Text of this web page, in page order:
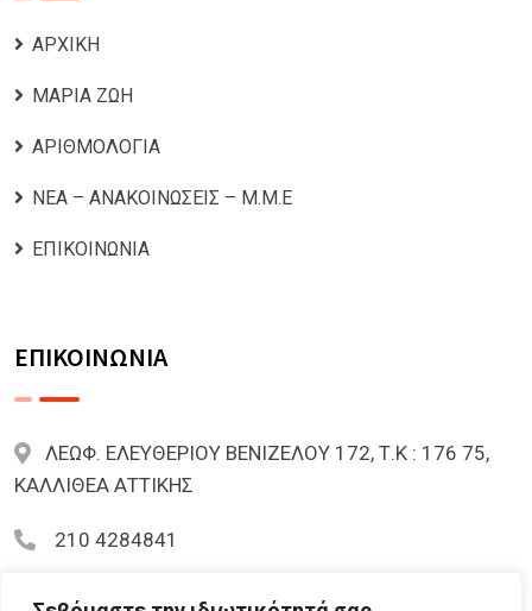
ΑΡΧΙΚΗ
ΜΑΡΙΑ ΖΩΗ
ΑΡΙΘΜΟΛΟΓΙΑ
ΝΕΑ – ΑΝΑΚΟΙΝΩΣΕΙΣ – Μ.Μ.Ε
ΕΠΙΚΟΙΝΩΝΙΑ
ΕΠΙΚΟΙΝΩΝΙΑ
ΛΕΩΦ. ΕΛΕΥΘΕΡΙΟΥ ΒΕΝΙΖΕΛΟΥ 172, Τ.Κ : 176 75,
ΚΑΛΛΙΘΕΑ ΑΤΤΙΚΗΣ
210 4284841
mariazoi.powernumbers@gmail.com